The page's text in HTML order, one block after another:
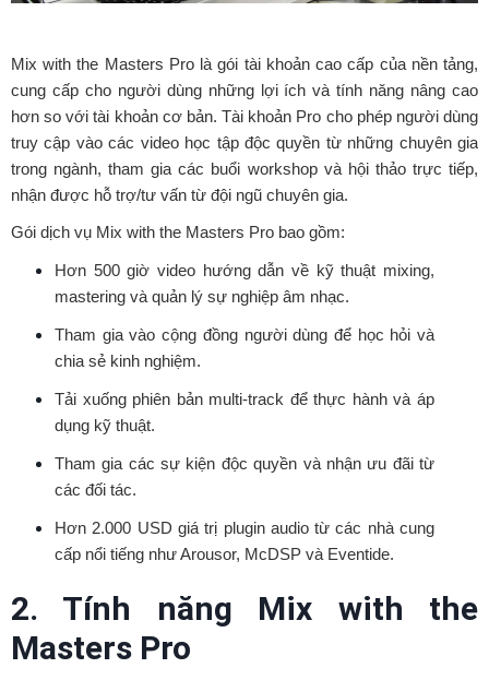
Mix with the Masters Pro là gói tài khoản cao cấp của nền tảng,
cung cấp cho người dùng những lợi ích và tính năng nâng cao
hơn so với tài khoản cơ bản. Tài khoản Pro cho phép người dùng
truy cập vào các video học tập độc quyền từ những chuyên gia
trong ngành, tham gia các buổi workshop và hội thảo trực tiếp,
nhận được hỗ trợ/tư vấn từ đội ngũ chuyên gia.
Gói dịch vụ Mix with the Masters Pro bao gồm:
Hơn 500 giờ video hướng dẫn về kỹ thuật mixing,
mastering và quản lý sự nghiệp âm nhạc.
Tham gia vào cộng đồng người dùng để học hỏi và
chia sẻ kinh nghiệm.
Tải xuống phiên bản multi-track để thực hành và áp
dụng kỹ thuật.
Tham gia các sự kiện độc quyền và nhận ưu đãi từ
các đối tác.
Hơn 2.000 USD giá trị plugin audio từ các nhà cung
cấp nổi tiếng như Arousor, McDSP và Eventide.
2. Tính năng Mix with the
Masters Pro